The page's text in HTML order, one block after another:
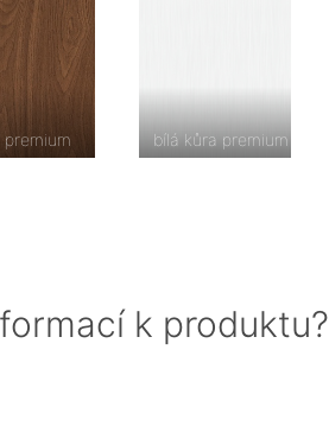
premium bílá kůra premium
k produktu?